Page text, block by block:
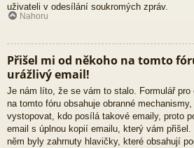
uživateli v odesílání soukromých zpráv.
Nahoru
Přišel mi od někoho na tomto
urážlivý email!
Je nám líto, že se vám to stalo. Formulář
na tomto fóru obsahuje obranné
vystopovat, kdo posílá takové emaily, proto
email s úplnou kopií emailu, který vám
něm byly zahrnuty hlavičky, které obsahují